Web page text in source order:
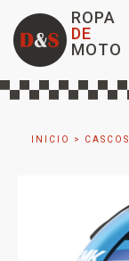
ROPA
DE
MOTO
INICIO > CASCOS